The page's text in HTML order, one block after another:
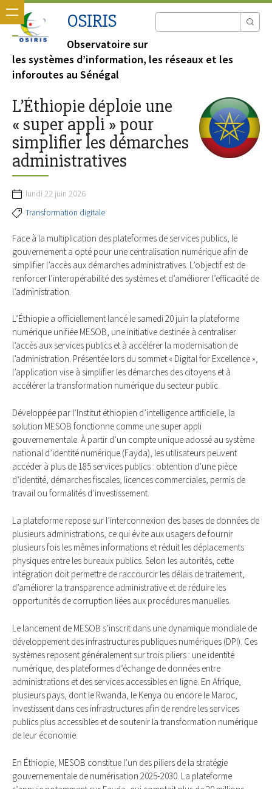
OSIRIS
Observatoire sur
les systèmes d’information, les réseaux et les
inforoutes au Sénégal
L’Éthiopie déploie une
« super appli » pour
simplifier les démarches
administratives
lundi 22 juin 2026
Transformation digitale
Face à la multiplication des plateformes de services publics, le
gouvernement a opté pour une centralisation numérique afin de
simplifier l’accès aux démarches administratives. L’objectif est de
renforcer l’interopérabilité des systèmes et d’améliorer l’efficacité de
l’administration.
L’Éthiopie a officiellement lancé le samedi 20 juin la plateforme
numérique unifiée MESOB, une initiative destinée à centraliser
l’accès aux services publics et à accélérer la modernisation de
l’administration. Présentée lors du sommet « Digital for Excellence »,
l’application vise à simplifier les démarches des citoyens et à
accélérer la transformation numérique du secteur public.
Développée par l’Institut éthiopien d’intelligence artificielle, la
solution MESOB fonctionne comme une super appli
gouvernementale. À partir d’un compte unique adossé au système
national d’identité numérique (Fayda), les utilisateurs peuvent
accéder à plus de 185 services publics : obtention d’une pièce
d’identité, démarches fiscales, licences commerciales, permis de
travail ou formalités d’investissement.
La plateforme repose sur l’interconnexion des bases de données de
plusieurs administrations, ce qui évite aux usagers de fournir
plusieurs fois les mêmes informations et réduit les déplacements
physiques entre les bureaux publics. Selon les autorités, cette
intégration doit permettre de raccourcir les délais de traitement,
d’améliorer la transparence administrative et de réduire les
opportunités de corruption liées aux procédures manuelles.
Le lancement de MESOB s’inscrit dans une dynamique mondiale de
développement des infrastructures publiques numériques (DPI). Ces
systèmes reposent généralement sur trois piliers : une identité
numérique, des plateformes d’échange de données entre
administrations et des services accessibles en ligne. En Afrique,
plusieurs pays, dont le Rwanda, le Kenya ou encore le Maroc,
investissent dans ces infrastructures afin de rendre les services
publics plus accessibles et de soutenir la transformation numérique
de leur économie.
En Éthiopie, MESOB constitue l’un des piliers de la stratégie
gouvernementale de numérisation 2025-2030. La plateforme